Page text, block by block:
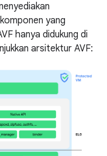
yang
hanya didukung di
arsitektur AVF: